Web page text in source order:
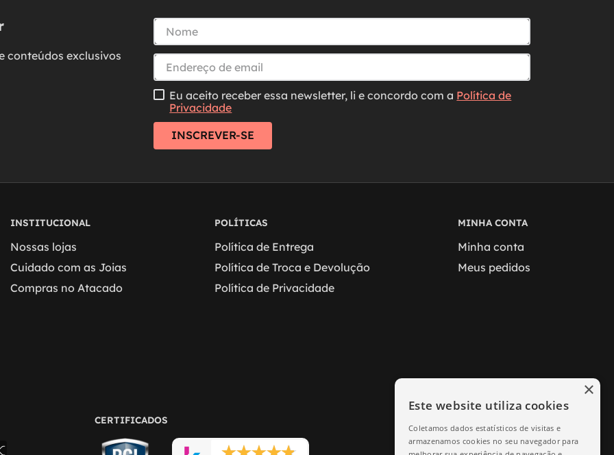
conteúdos exclusivos
Eu aceito receber essa newsletter, li e concordo com a Política de
Privacidade
INSCREVER-SE
INSTITUCIONAL
Nossas lojas
Cuidado com as Joias
Compras no Atacado
POLÍTICAS
Política de Entrega
Política de Troca e Devolução
Política de Privacidade
MINHA CONTA
Minha conta
Meus pedidos
CERTIFICADOS
Este website utiliza cookies
Coletamos dados estatísticos de visitas e
armazenamos cookies no seu navegador para
×